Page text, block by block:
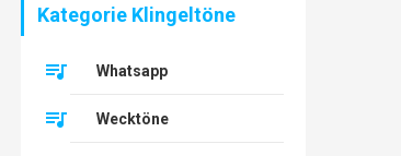
Kategorie Klingeltöne
Whatsapp
Wecktöne